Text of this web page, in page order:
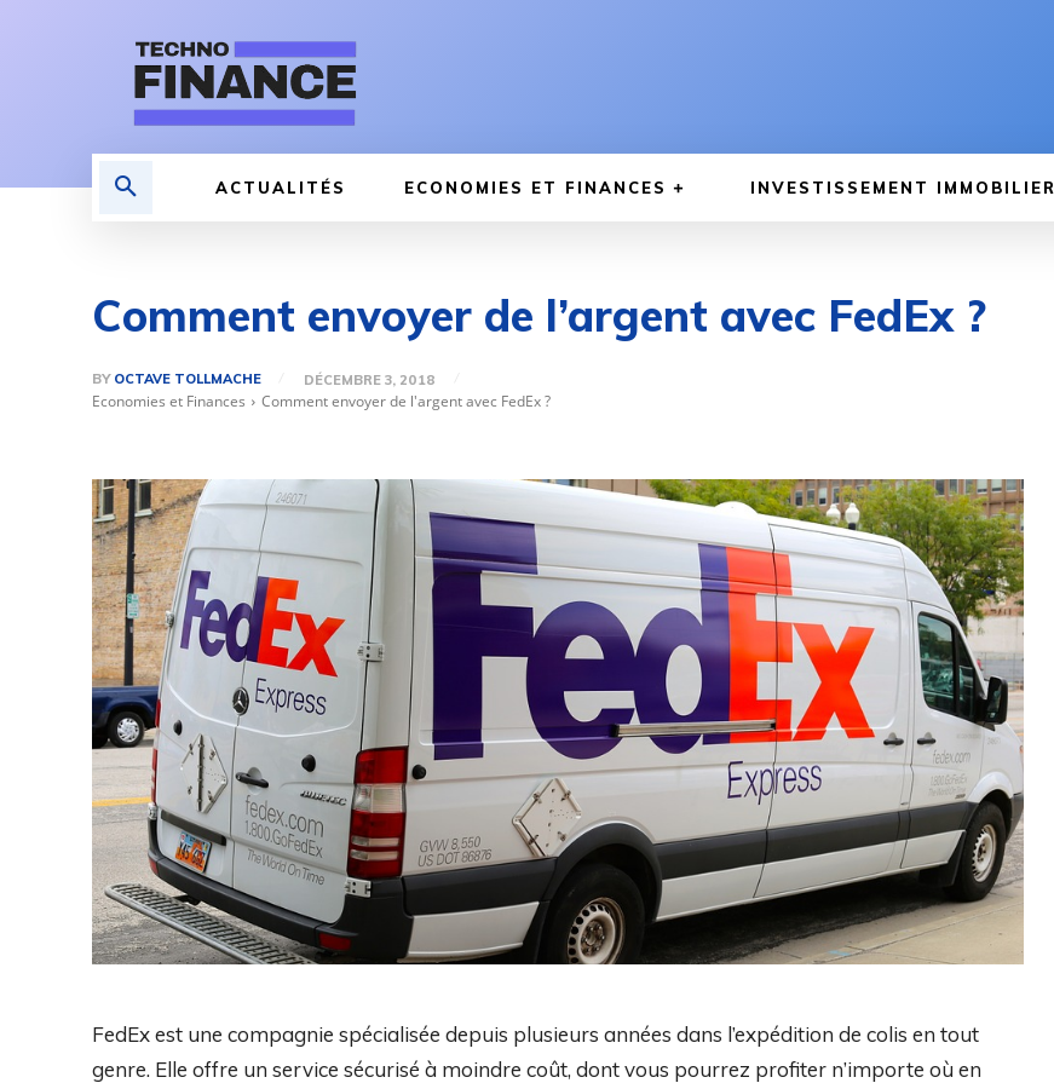
ACTUALITÉS ECONOMIES ET FINANCES INVESTISSEMENT IMMOBILIER
Comment envoyer de l’argent avec FedEx ?
BY OCTAVE TOLLMACHE DÉCEMBRE 3, 2018
Economies et Finances Comment envoyer de l'argent avec FedEx ?
FedEx est une compagnie spécialisée depuis plusieurs années dans l’expédition de colis en tout
genre. Elle offre un service sécurisé à moindre coût, dont vous pourrez profiter n’importe où en